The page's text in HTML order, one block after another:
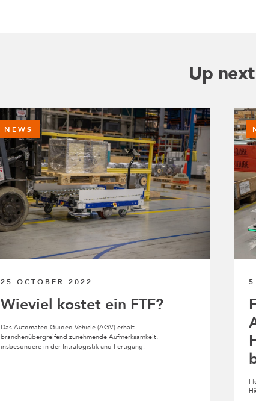
Up next
NEWS
25 OCTOBER 2022
Wieviel kostet ein FTF?
Das Automated Guided Vehicle (AGV) erhält
branchenübergreifend zunehmende Aufmerksamkeit,
insbesondere in der Intralogistik und Fertigung.
5